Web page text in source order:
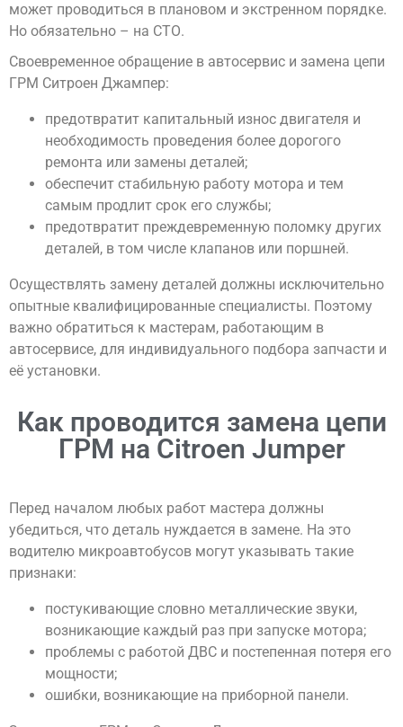
может проводиться в плановом и экстренном порядке.
Но обязательно – на СТО.
Своевременное обращение в автосервис и замена цепи
ГРМ Ситроен Джампер:
предотвратит капитальный износ двигателя и
необходимость проведения более дорогого
ремонта или замены деталей;
обеспечит стабильную работу мотора и тем
самым продлит срок его службы;
предотвратит преждевременную поломку других
деталей, в том числе клапанов или поршней.
Осуществлять замену деталей должны исключительно
опытные квалифицированные специалисты. Поэтому
важно обратиться к мастерам, работающим в
автосервисе, для индивидуального подбора запчасти и
её установки.
Как проводится замена цепи
ГРМ на Citroen Jumper
Перед началом любых работ мастера должны
убедиться, что деталь нуждается в замене. На это
водителю микроавтобусов могут указывать такие
признаки:
постукивающие словно металлические звуки,
возникающие каждый раз при запуске мотора;
проблемы с работой ДВС и постепенная потеря его
мощности;
ошибки, возникающие на приборной панели.